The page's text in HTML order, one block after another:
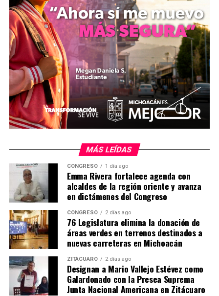
Con estas iniciativas, los creadores michoacanos
llevarán experiencias culturales significativas a las aulas,
fomentando la sensibilidad artística y el desarrollo
integral de estudiantes en todo el país.
Comparte con:
Me gusta esto:
Relacionado
MÁS LEÍDAS
CONGRESO 1 día ago
Emma Rivera fortalece agenda con
alcaldes de la región oriente y avanza
en dictámenes del Congreso
CONGRESO 2 días ago
76 Legislatura elimina la donación de
áreas verdes en terrenos destinados a
nuevas carreteras en Michoacán
ZITÁCUARO 2 días ago
Designan a Mario Vallejo Estévez como
Galardonado con la Presea Suprema
Junta Nacional Americana en Zitácuaro